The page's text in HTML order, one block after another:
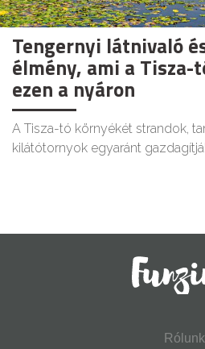
Tengernyi látnivaló
élmény, ami a
ezen a nyáron
A Tisza-tó környékét strandok,
kilátótornyok egyaránt
Rólunk